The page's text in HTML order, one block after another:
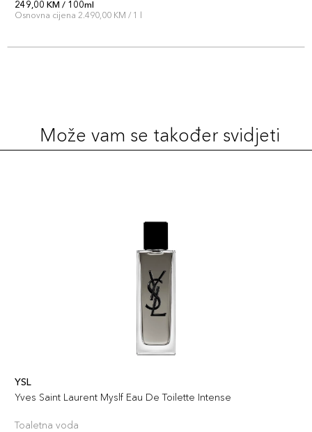
249,00 KM / 100ml
Osnovna cijena 2.490,00 KM / 1 l
Može vam se također svidjeti
YSL
Yves Saint Laurent Myslf Eau De Toilette Intense
Toaletna voda